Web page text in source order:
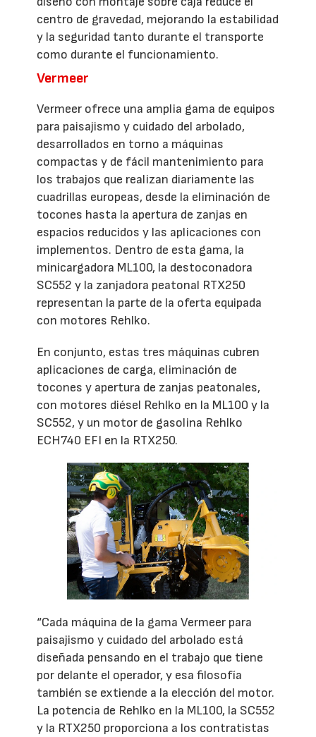
centro de gravedad, mejorando la estabilidad
y la seguridad tanto durante el transporte
como durante el funcionamiento.
Vermeer
Vermeer ofrece una amplia gama de equipos
para paisajismo y cuidado del arbolado,
desarrollados en torno a máquinas
compactas y de fácil mantenimiento para
los trabajos que realizan diariamente las
cuadrillas europeas, desde la eliminación de
tocones hasta la apertura de zanjas en
espacios reducidos y las aplicaciones con
implementos. Dentro de esta gama, la
minicargadora ML100, la destoconadora
SC552 y la zanjadora peatonal RTX250
representan la parte de la oferta equipada
con motores Rehlko.
En conjunto, estas tres máquinas cubren
aplicaciones de carga, eliminación de
tocones y apertura de zanjas peatonales,
con motores diésel Rehlko en la ML100 y la
SC552, y un motor de gasolina Rehlko
ECH740 EFI en la RTX250.
“Cada máquina de la gama Vermeer para
paisajismo y cuidado del arbolado está
diseñada pensando en el trabajo que tiene
por delante el operador, y esa filosofía
también se extiende a la elección del motor.
La potencia de Rehlko en la ML100, la SC552
y la RTX250 proporciona a los contratistas